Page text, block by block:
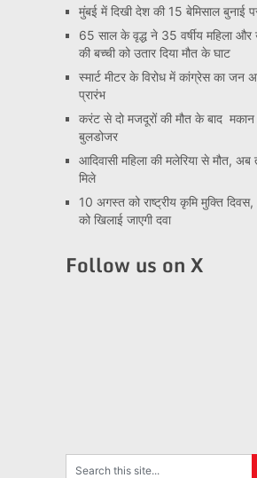
मुंबई में दिखी देश की 15 बेमिसाल बुनाई
65 साल के वृद्ध ने 35 वर्षीय महिला और
की बच्ची को उतार दिया मौत के घाट
स्मार्ट मीटर के विरोध में कांग्रेस का जन
प्रारंभ
करंट से दो मजदूरों की मौत के बाद मकान
बुलडोजर
आदिवासी महिला की मलेरिया से मौत,
मिले
10 अगस्त को राष्ट्रीय कृमि मुक्ति
को खिलाई जाएगी दवा
Follow us on X